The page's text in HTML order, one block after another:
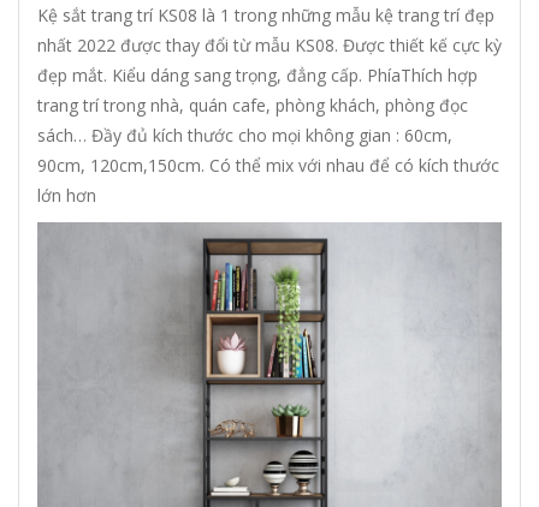
Kệ sắt trang trí KS08 là 1 trong những mẫu kệ trang trí đẹp
nhất 2022 được thay đổi từ mẫu KS08. Được thiết kế cực kỳ
đẹp mắt. Kiểu dáng sang trọng, đẳng cấp. PhíaThích hợp
trang trí trong nhà, quán cafe, phòng khách, phòng đọc
sách… Đầy đủ kích thước cho mọi không gian : 60cm,
90cm, 120cm,150cm. Có thể mix với nhau để có kích thước
lớn hơn